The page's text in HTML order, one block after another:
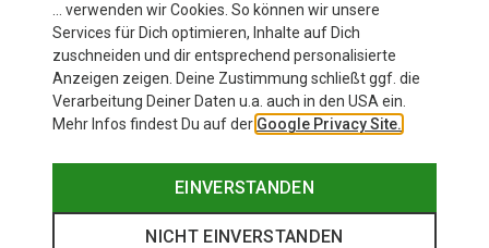
… verwenden wir Cookies. So können wir unsere
Services für Dich optimieren, Inhalte auf Dich
zuschneiden und dir entsprechend personalisierte
Anzeigen zeigen. Deine Zustimmung schließt ggf. die
Verarbeitung Deiner Daten u.a. auch in den USA ein.
Mehr Infos findest Du auf der Google Privacy Site.
EINVERSTANDEN
NICHT EINVERSTANDEN